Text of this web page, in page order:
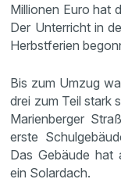
Millionen Euro hat
Der Unterricht in
Herbstferien
Bis zum Umzug
drei zum Teil stark
Marienberger
erste
Das Gebäude hat
ein Solardach.